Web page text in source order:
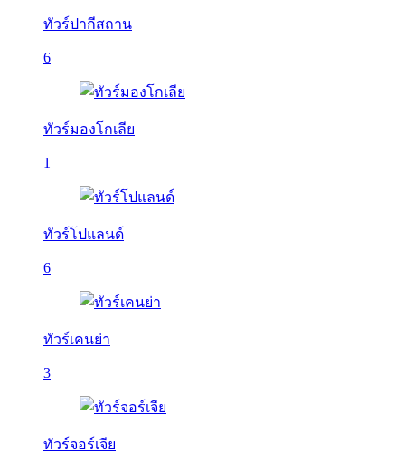
ทัวร์ปากีสถาน
6
ทัวร์มองโกเลีย
1
ทัวร์โปแลนด์
6
ทัวร์เคนย่า
3
ทัวร์จอร์เจีย